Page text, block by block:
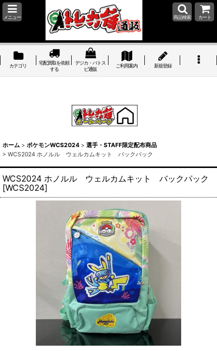
メニュー 商品検索 カート
カテゴリ
宅配買取を依頼
する
デジカ・バトス
ピ通販
ご利用案内 新規登録
ホーム > ポケモンWCS2024 > 選手・STAFF限定配布商品
> WCS2024 ホノルル ウェルカムキット バックパック
WCS2024 ホノルル ウェルカムキット バックパック
[WCS2024]